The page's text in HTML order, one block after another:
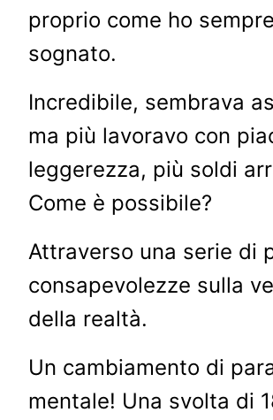
proprio come ho sempre
sognato.
Incredibile, sembrava
ma più lavoravo con
leggerezza, più soldi
Come è possibile?
Attraverso una serie di
consapevolezze sulla
della realtà.
Un cambiamento di
mentale! Una svolta di